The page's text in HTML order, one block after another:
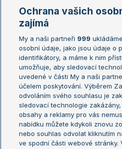
Žebříčky
Žebříček ATP (muži)
Žebříček WTA (ženy)
Sázkařský žebříček
US
Aktualní trendy
Fotbalové přestupy
Ochrana vašich
zajímá
My a naši partneři 999
osobní údaje, jako jsou údaje o
identifikátory, a máme k nim
umožňuje, aby sledovací
uvedené v části My a naši
účelem poskytování. Výběrem
odvoláním svého souhlasu je
sledovací technologie
obsahy a reklamy pro vás
nabídku můžete kdykoli znovu
nebo souhlas odvolat kliknutím
ve spodní části webové stránky.